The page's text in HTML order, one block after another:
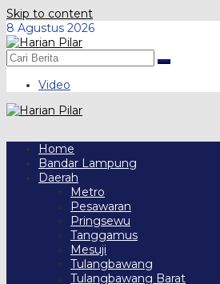
Skip to content
8 Agustus 2026
Video
Home
Bandar Lampung
Daerah
Metro
Pesawaran
Pringsewu
Tanggamus
Mesuji
Tulangbawang
Tulangbawang Barat